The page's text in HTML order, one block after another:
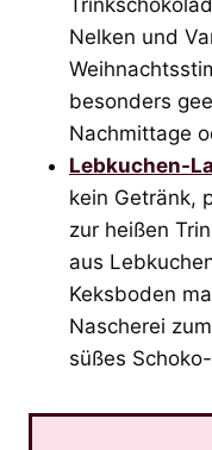
Nelken und
besonders
Nachmittage
Lebkuchen-
kein Getränk,
zur heißen
aus
Keksboden
Nascherei
süßes